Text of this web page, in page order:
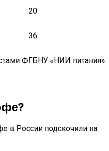
20
36
ФГБНУ «НИИ питания»
в России подскочили на